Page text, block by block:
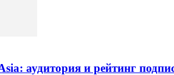
аудитория и рейтинг